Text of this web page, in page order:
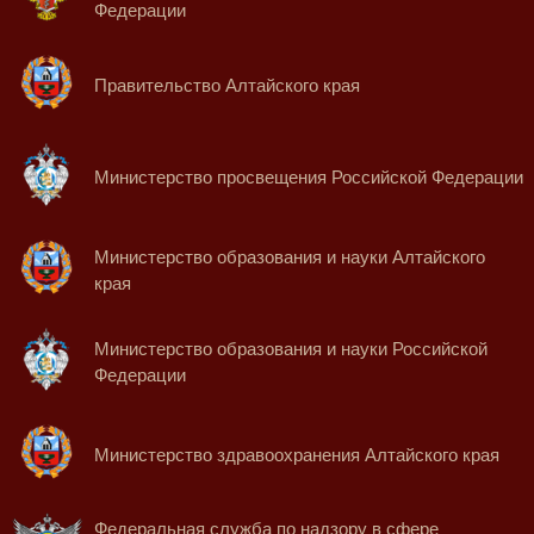
Федерации
Правительство Алтайского края
Министерство просвещения Российской Федерации
Министерство образования и науки Алтайского
края
Министерство образования и науки Российской
Федерации
Министерство здравоохранения Алтайского края
Федеральная служба по надзору в сфере